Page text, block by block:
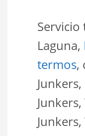
Servicio
Laguna,
termos,